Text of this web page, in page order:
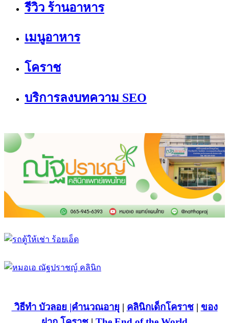
รีวิว ร้านอาหาร
เมนูอาหาร
โคราช
บริการลงบทความ SEO
วิธีทำ บัวลอย |คำนวณอายุ | คลินิกเด็กโคราช| ของ